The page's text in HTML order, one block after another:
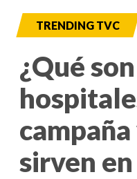
TRENDING TVC
¿Qué
sirven